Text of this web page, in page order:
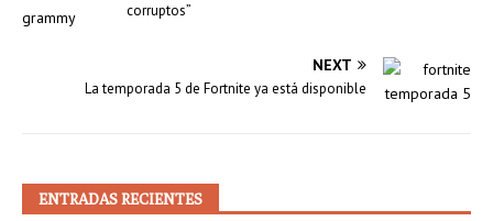
corruptos”
NEXT
La temporada 5 de Fortnite ya está disponible
ENTRADAS RECIENTES